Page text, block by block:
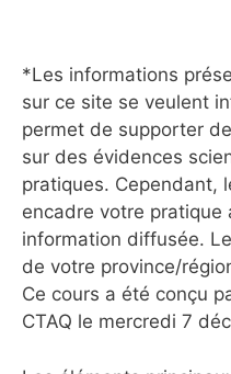
*Les informations
sur ce site se veulent
permet de supporter
sur des évidences
pratiques. Cependant,
encadre votre pratique
information diffusée.
de votre province/
Ce cours a été conçu
CTAQ le mercredi 7